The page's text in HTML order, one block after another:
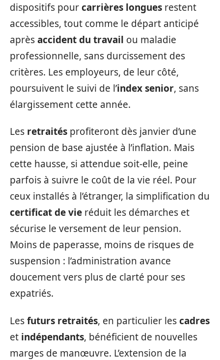
dispositifs pourcarrières longues restent
accessibles, tout comme le départ anticipé
aprèsaccident du travail ou maladie
professionnelle, sans durcissement des
critères. Les employeurs, de leur côté,
poursuivent le suivi de l’index senior, sans
élargissement cette année.
Les retraités profiteront dès janvier d’une
pension de base ajustée à l’inflation. Mais
cette hausse, si attendue soit-elle, peine
parfois à suivre le coût de la vie réel. Pour
ceux installés à l’étranger, la simplification du
certificat de vie réduit les démarches et
sécurise le versement de leur pension.
Moins de paperasse, moins de risques de
suspension : l’administration avance
doucement vers plus de clarté pour ses
expatriés.
Lesfuturs retraités, en particulier lescadres
et indépendants, bénéficient de nouvelles
marges de manœuvre. L’extension de la